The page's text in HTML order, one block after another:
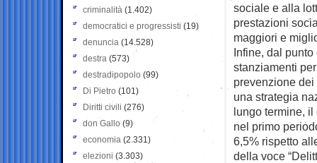
sociale e alla
prestazioni
maggiori e
Infine, dal
stanziamenti
prevenzione
una strategia
lungo termine, il
nel primo
6,5% rispetto
della voce
criminalità (1.402)
democratici e progressisti (19)
denuncia (14.528)
destra (573)
destradipopolo (99)
Di Pietro (101)
Diritti civili (276)
don Gallo (9)
economia (2.331)
elezioni (3.303)